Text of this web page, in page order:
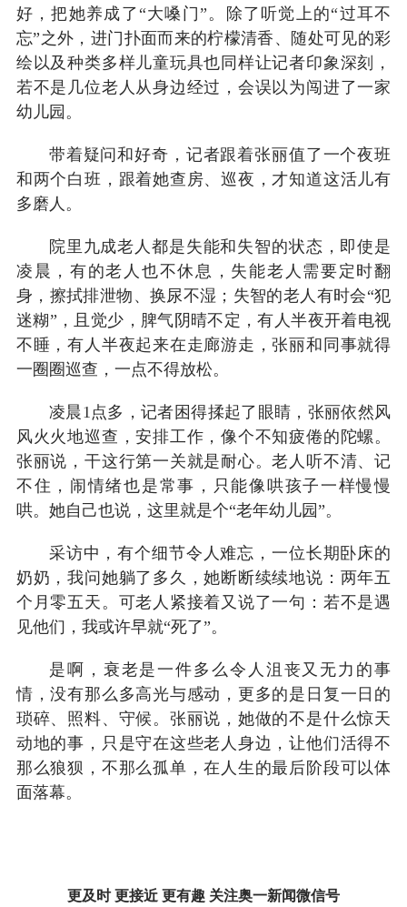
好，把她养成了“大嗓门”。除了听觉上的“过耳不
忘”之外，进门扑面而来的柠檬清香、随处可见的彩
绘以及种类多样儿童玩具也同样让记者印象深刻，
若不是几位老人从身边经过，会误以为闯进了一家
幼儿园。
带着疑问和好奇，记者跟着张丽值了一个夜班
和两个白班，跟着她查房、巡夜，才知道这活儿有
多磨人。
院里九成老人都是失能和失智的状态，即使是
凌晨，有的老人也不休息，失能老人需要定时翻
身，擦拭排泄物、换尿不湿；失智的老人有时会“犯
迷糊”，且觉少，脾气阴晴不定，有人半夜开着电视
不睡，有人半夜起来在走廊游走，张丽和同事就得
一圈圈巡查，一点不得放松。
凌晨1点多，记者困得揉起了眼睛，张丽依然风
风火火地巡查，安排工作，像个不知疲倦的陀螺。
张丽说，干这行第一关就是耐心。老人听不清、记
不住，闹情绪也是常事，只能像哄孩子一样慢慢
哄。她自己也说，这里就是个“老年幼儿园”。
采访中，有个细节令人难忘，一位长期卧床的
奶奶，我问她躺了多久，她断断续续地说：两年五
个月零五天。可老人紧接着又说了一句：若不是遇
见他们，我或许早就“死了”。
是啊，衰老是一件多么令人沮丧又无力的事
情，没有那么多高光与感动，更多的是日复一日的
琐碎、照料、守候。张丽说，她做的不是什么惊天
动地的事，只是守在这些老人身边，让他们活得不
那么狼狈，不那么孤单，在人生的最后阶段可以体
面落幕。
更及时 更接近 更有趣 关注奥一新闻微信号